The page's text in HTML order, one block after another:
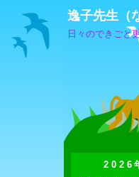
逸子先生（
日々のできごと
2026